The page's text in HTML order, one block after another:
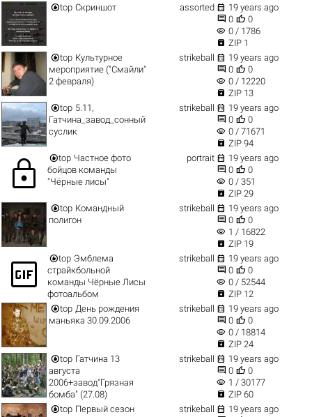
top Скриншот assorted  19 years ago
 0  0
visibility 0 / 1786
 ZIP 1
top Культурное
мероприятие ("Смайли"
2 февраля)
strikeball  19 years ago
 0  0
visibility 0 / 12220
 ZIP 13
top 5.11,
Гатчина_завод_сонный
суслик
strikeball  19 years ago
 0  0
visibility 0 / 71671
 ZIP 94
lock top Частное фото
бойцов команды
"Чёрные лисы"
portrait  19 years ago
 0  0
visibility 0 / 351
 ZIP 29
top Командный
полигон
strikeball  19 years ago
 0  0
visibility 1 / 16822
 ZIP 19
gif_box top Эмблема
страйкбольной
команды Чёрные Лисы
фотоальбом
strikeball  19 years ago
 0  0
visibility 0 / 52544
 ZIP 12
top День рождения
маньяка 30.09.2006
strikeball  19 years ago
 0  0
visibility 0 / 18814
 ZIP 24
top Гатчина 13
августа
2006+завод"Грязная
бомба" (27.08)
strikeball  19 years ago
 0  0
visibility 1 / 30177
 ZIP 60
top Первый сезон
strikeball  19 years ago